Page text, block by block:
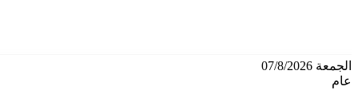
الجمعة 07/8/2026
عام